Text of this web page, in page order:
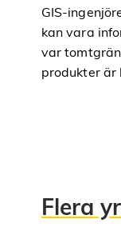
GIS-
kan vara
var
produkter är
Flera